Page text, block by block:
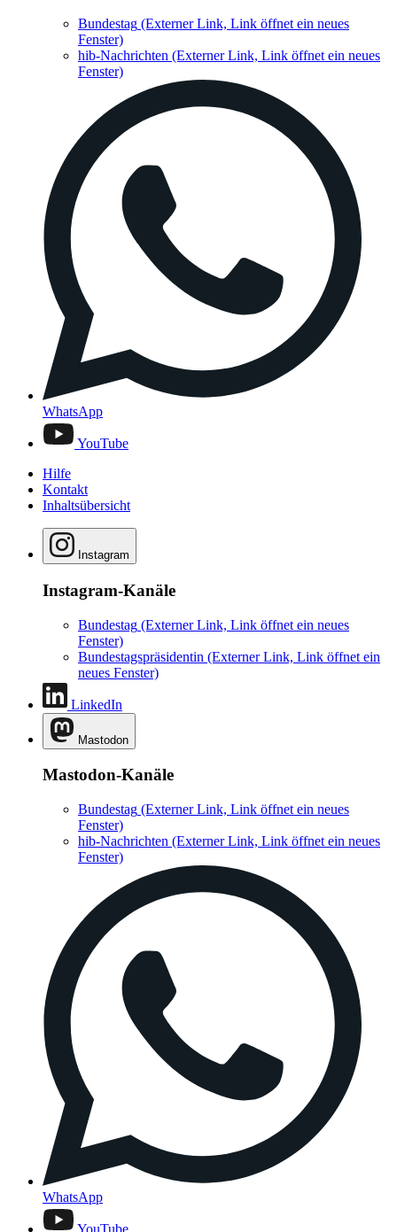
Bundestag (Externer Link, Link öffnet ein neues
Fenster)
hib-Nachrichten (Externer Link, Link öffnet ein neues
Fenster)
WhatsApp
YouTube
Hilfe
Kontakt
Inhaltsübersicht
Instagram
Instagram-Kanäle
Bundestag (Externer Link, Link öffnet ein neues
Fenster)
Bundestagspräsidentin (Externer Link, Link öffnet ein
neues Fenster)
LinkedIn
Mastodon
Mastodon-Kanäle
Bundestag (Externer Link, Link öffnet ein neues
Fenster)
hib-Nachrichten (Externer Link, Link öffnet ein neues
Fenster)
WhatsApp
YouTube